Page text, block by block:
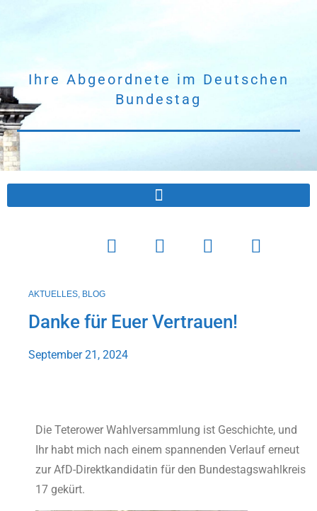
Ihre Abgeordnete im Deutschen
Bundestag
AKTUELLES, BLOG
Danke für Euer Vertrauen!
September 21, 2024
Die Teterower Wahlversammlung ist Geschichte, und
Ihr habt mich nach einem spannenden Verlauf erneut
zur AfD-Direktkandidatin für den Bundestagswahlkreis
17 gekürt.